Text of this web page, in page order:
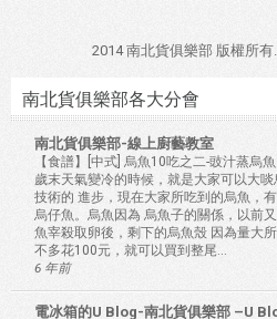
2014 南北貨俱樂部 版權所有
南北貨俱樂部各大分會
南北貨俱樂部-線上廚藝教室
【食譜】[中式] 烏魚10吃之二-豉汁蒸烏魚
歲末天氣變冷的時候，就是大家可以大
技術的 進步，現在大家所吃到的烏魚，
烏仔魚。烏魚因為 烏魚子的關係，以前
魚宰殺取卵後，剩下的烏魚殼 因為量大
不多花100元，就可以買到整尾...
6 年前
電冰箱的U Blog-南北貨俱樂部 –U